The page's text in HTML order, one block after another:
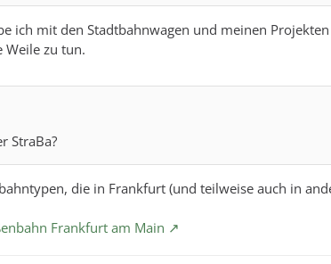
ich mit den Stadtbahnwagen und meinen
Weile zu tun.
StraBa?
die in Frankfurt (und teilweise auch in
Frankfurt am Main